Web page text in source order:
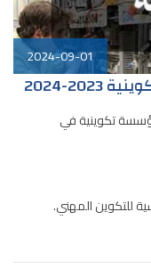
2024-09-01
2024
الوطنية للتكوين المهني 507 مؤسسة تكوينية في
للتكوين المهني.